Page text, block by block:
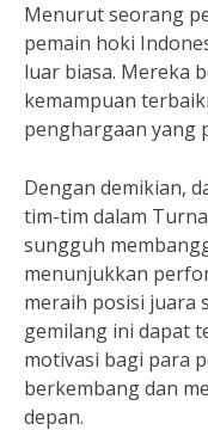
Menurut seorang
pemain hoki
luar biasa. Mereka
kemampuan
penghargaan yang
Dengan demikian,
tim-tim dalam
sungguh
menunjukkan
meraih posisi juara
gemilang ini dapat
motivasi bagi para
berkembang dan
depan.